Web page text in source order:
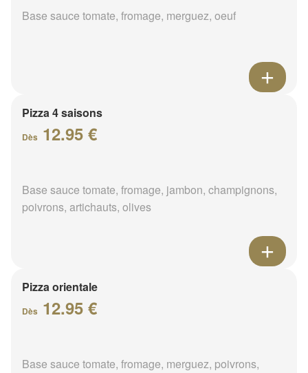
Base sauce tomate, fromage, merguez, oeuf
Pizza 4 saisons
Dès 12.95 €
Base sauce tomate, fromage, jambon, champignons,
poivrons, artichauts, olives
Pizza orientale
Dès 12.95 €
Base sauce tomate, fromage, merguez, poivrons,